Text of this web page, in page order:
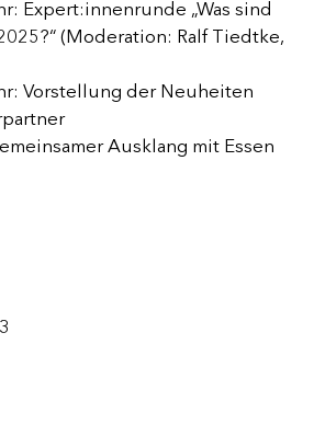
Expert:innenrunde „Was sind
(Moderation: Ralf Tiedtke,
Vorstellung der Neuheiten
Ausklang mit Essen